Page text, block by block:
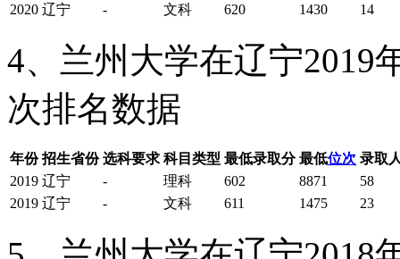
2020 辽宁 - 文科 620 1430 14
4、兰州大学在辽宁2019
次排名数据
年份 招生省份 选科要求 科目类型 最低录取分 最低位次 录取
2019 辽宁 - 理科 602 8871
58
2019 辽宁 - 文科 611 1475 23